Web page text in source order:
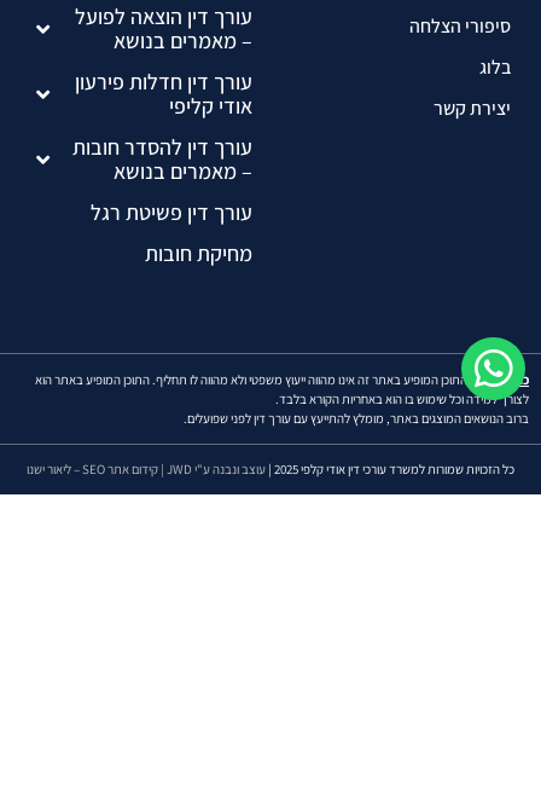
סיפורי הצלחה
בלוג
יצירת קשר
עורך דין הוצאה לפועל
– מאמרים בנושא
עורך דין חדלות פירעון
אודי קליפי
עורך דין להסדר חובות
– מאמרים בנושא
עורך דין פשיטת רגל
מחיקת חובות
כתוב ויתור: התוכן המופיע באתר זה אינו מהווה ייעוץ משפטי ולא מהווה לו תחליף. התוכן המופיע באתר הוא
לצורך למידה וכל שימוש בו הוא באחריות הקורא בלבד.
ברוב הנושאים המוצגים באתר, מומלץ להתייעץ עם עורך דין לפני שפועלים.
כל הזכויות שמורות למשרד עורכי דין אודי קלפי 2025 | עוצב ונבנה ע"י JWD | קידום אתר SEO – ליאור ישנו